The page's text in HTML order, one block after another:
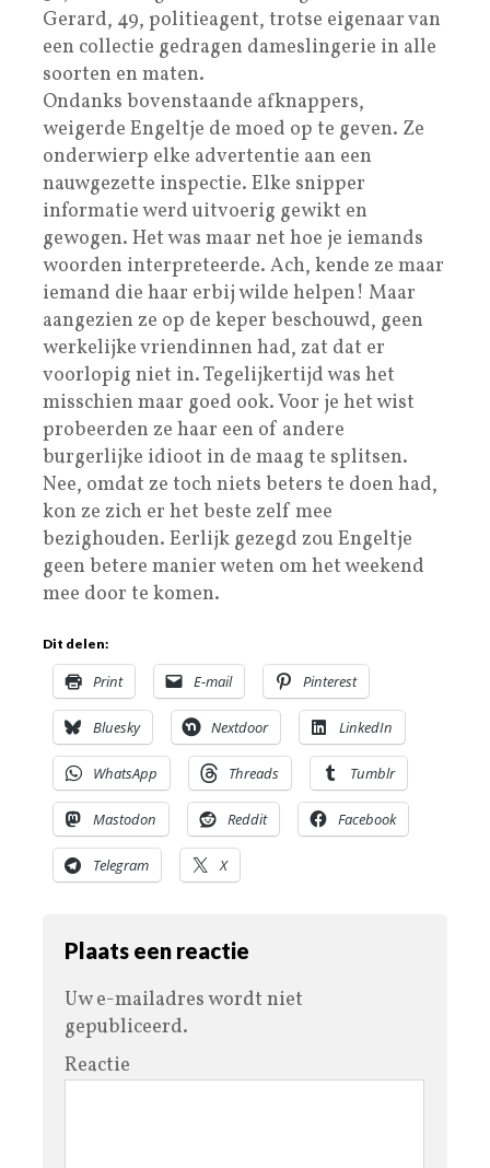
Gerard, 49, politieagent, trotse eigenaar van
een collectie gedragen dameslingerie in alle
soorten en maten.
Ondanks bovenstaande afknappers,
weigerde Engeltje de moed op te geven. Ze
onderwierp elke advertentie aan een
nauwgezette inspectie. Elke snipper
informatie werd uitvoerig gewikt en
gewogen. Het was maar net hoe je iemands
woorden interpreteerde. Ach, kende ze maar
iemand die haar erbij wilde helpen! Maar
aangezien ze op de keper beschouwd, geen
werkelijke vriendinnen had, zat dat er
voorlopig niet in. Tegelijkertijd was het
misschien maar goed ook. Voor je het wist
probeerden ze haar een of andere
burgerlijke idioot in de maag te splitsen.
Nee, omdat ze toch niets beters te doen had,
kon ze zich er het beste zelf mee
bezighouden. Eerlijk gezegd zou Engeltje
geen betere manier weten om het weekend
mee door te komen.
Dit delen:
Print E-mail Pinterest
Bluesky Nextdoor LinkedIn
WhatsApp Threads Tumblr
Mastodon Reddit Facebook
Telegram X
Plaats een reactie
Uw e-mailadres wordt niet
gepubliceerd.
Reactie